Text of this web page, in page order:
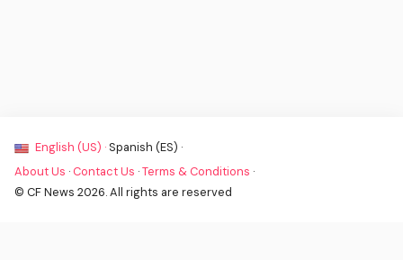
English (US) · Spanish (ES) ·
About Us · Contact Us ·Terms & Conditions ·
© CF News 2026. All rights are reserved